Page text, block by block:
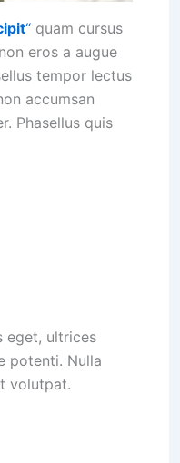
“ quam cursus
eros a augue
tempor lectus
accumsan
Phasellus quis
eget, ultrices
potenti. Nulla
volutpat.